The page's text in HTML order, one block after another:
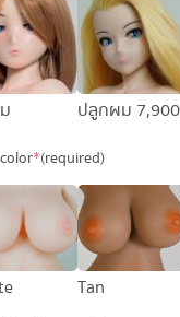
ปลูกผม
*(required)
Tan